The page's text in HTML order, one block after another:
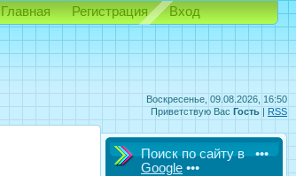
Воскресенье, 09.08.2026, 16:50
Приветствую Вас Гость | RSS
Главная Регистрация Вход
Поиск по сайту в •••
Google •••